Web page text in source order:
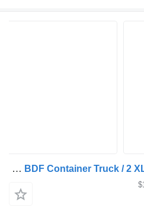
Mercedes-Benz Actros 1840 BDF Container Truck / 2 XL Fuel Tanks / Full Air Sus